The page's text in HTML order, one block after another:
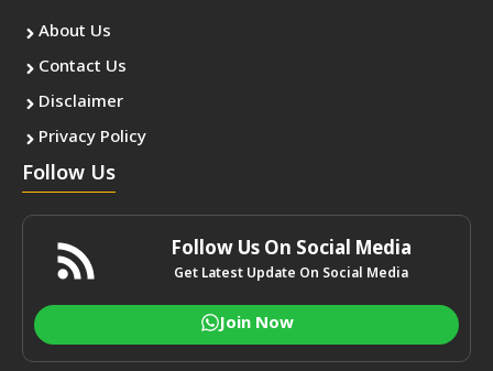
About Us
Contact Us
Disclaimer
Privacy Policy
Follow Us
Follow Us On Social Media
Get Latest Update On Social Media
Join Now